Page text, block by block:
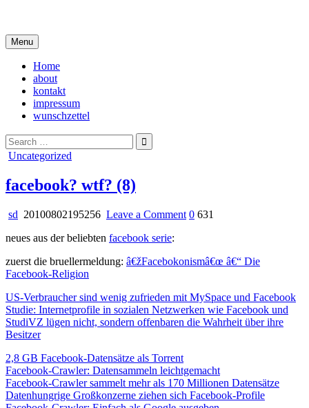
content
Menu
Home
about
kontakt
impressum
wunschzettel
Search
for:
Posted
Uncategorized
facebook? wtf? (8)
sd 20100802195256 Leave a Commenton
0 631
neues aus der beliebten facebook serie:
zuerst die bruellermeldung: â€žFacebokonismâ€œ â€“ Die
Facebook-Religion
US-Verbraucher sind wenig zufrieden mit MySpace und Facebook
Studie: Internetprofile in sozialen Netzwerken wie Facebook und
StudiVZ lügen nicht, sondern offenbaren die Wahrheit über ihre
Besitzer
2,8 GB Facebook-Datensätze als Torrent
Facebook-Crawler: Datensammeln leichtgemacht
Facebook-Crawler sammelt mehr als 170 Millionen Datensätze
Datenhungrige Großkonzerne ziehen sich Facebook-Profile